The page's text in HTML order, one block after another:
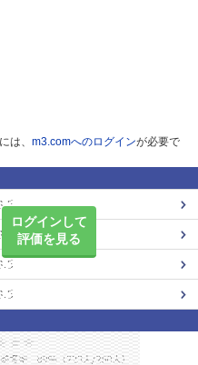
は、 m3.comへのログインが必要で
ログインして
評価を見る